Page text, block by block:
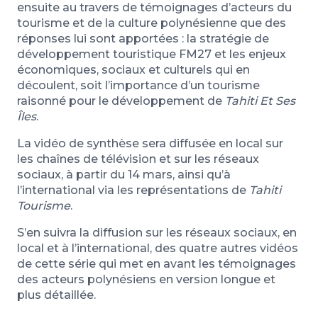
ensuite au travers de témoignages d’acteurs du
tourisme et de la culture polynésienne que des
réponses lui sont apportées : la stratégie de
développement touristique FM27 et les enjeux
économiques, sociaux et culturels qui en
découlent, soit l’importance d’un tourisme
raisonné pour le développement de Tahiti Et Ses
Îles.
La vidéo de synthèse sera diffusée en local sur
les chaînes de télévision et sur les réseaux
sociaux, à partir du 14 mars, ainsi qu’à
l’international via les représentations de Tahiti
Tourisme.
S’en suivra la diffusion sur les réseaux sociaux, en
local et à l’international, des quatre autres vidéos
de cette série qui met en avant les témoignages
des acteurs polynésiens en version longue et
plus détaillée.